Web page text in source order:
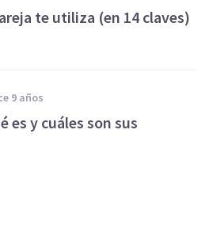
te utiliza (en 14 claves)
9 años
es y cuáles son sus